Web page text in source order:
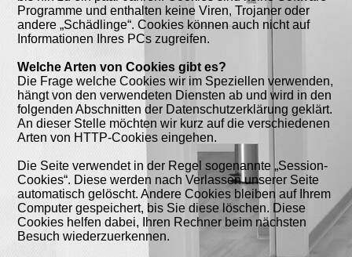
Programme und enthalten keine Viren, Trojaner oder
andere „Schädlinge“. Cookies können auch nicht auf
Informationen Ihres PCs zugreifen.
Welche Arten von Cookies gibt es?
Die Frage welche Cookies wir im Speziellen verwenden,
hängt von den verwendeten Diensten ab und wird in den
folgenden Abschnitten der Datenschutzerklärung geklärt.
An dieser Stelle möchten wir kurz auf die verschiedenen
Arten von HTTP-Cookies eingehen.
Die Seite verwendet in der Regel sogenannte „Session-
Cookies“. Diese werden nach Verlassen unserer Seite
automatisch gelöscht. Andere Cookies bleiben auf Ihrem
Computer gespeichert, bis Sie diese löschen. Diese
Cookies helfen dabei, Ihren Rechner beim nächsten
Besuch wiederzuerkennen.